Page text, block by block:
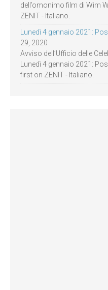
dell’omonimo film di Wim
ZENIT - Italiano.
Lunedì 4 gennaio 2021:
29, 2020
Avviso dell’Ufficio delle
Lunedì 4 gennaio 2021:
first on ZENIT - Italiano.